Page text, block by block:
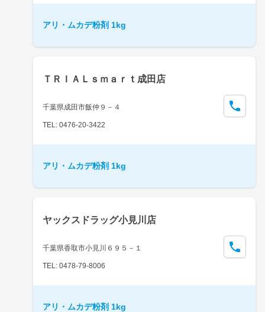
アリ・ムカデ粉剤 1kg
ＴＲＩＡＬｓｍａｒｔ成田店
千葉県成田市飯仲９－４
TEL: 0476-20-3422
アリ・ムカデ粉剤 1kg
ヤックスドラッグ小見川店
千葉県香取市小見川６９５－１
TEL: 0478-79-8006
アリ・ムカデ粉剤 1kg